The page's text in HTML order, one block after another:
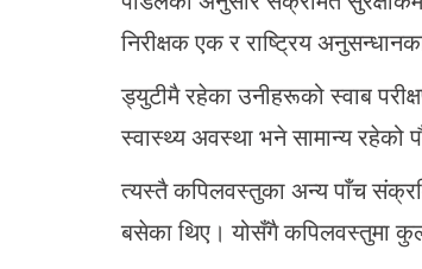
निरीक्षक एक र राष्ट्रिय
ड्युटीमै रहेका उनीहरूको स्वाब
स्वास्थ्य अवस्था भने सामान्य रहेको
त्यस्तै कपिलवस्तुका अन्य पाँच
बसेका थिए। योसँगै कपिलवस्तुमा